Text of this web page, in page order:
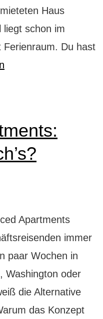
Haus
liegt schon im
Ferienraum. Du hast
Apartments
immer
paar Wochen in
Washington oder
die Alternative
das Konzept